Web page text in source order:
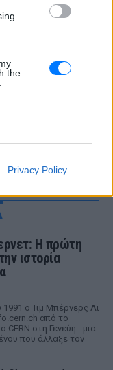
the
Privacy Policy
Η πρώτη
ιστορία
ο Τιμ Μπέρνερς Λι
από το
CERN στη Γενεύη - μια
που άλλαξε τον